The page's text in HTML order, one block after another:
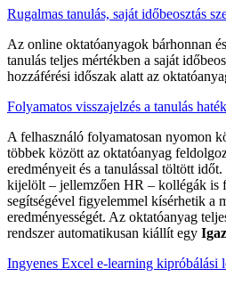
Rugalmas tanulás, saját időbeosztás
Az online oktatóanyagok bárhonnan
tanulás teljes mértékben a saját
hozzáférési időszak alatt az
Folyamatos visszajelzés a tanulás
A felhasználó folyamatosan nyomon
többek között az oktatóanyag
eredményeit és a tanulással töltött időt.
kijelölt – jellemzően HR – kollégák is
segítségével figyelemmel kísérhetik a
eredményességét. Az oktatóanyag
rendszer automatikusan kiállít egy
Ingyenes Excel e-learning kipróbálási